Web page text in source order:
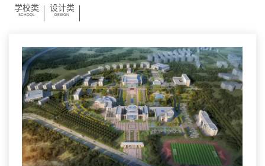
学校类
SCHOOL
设计类
DESIGN